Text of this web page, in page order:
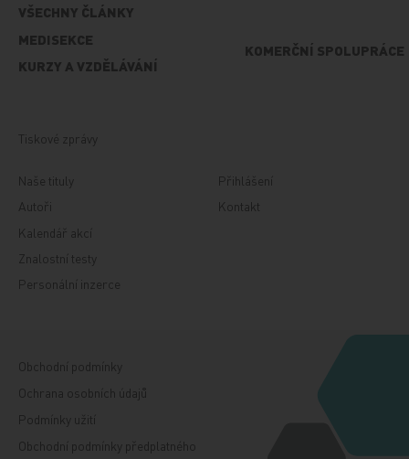
VŠECHNY ČLÁNKY
MEDISEKCE
KURZY A VZDĚLÁVÁNÍ
KOMERČNÍ SPOLUPRÁCE
Tiskové zprávy
Naše tituly
Autoři
Kalendář akcí
Znalostní testy
Personální inzerce
Přihlášení
Kontakt
Obchodní podmínky
Ochrana osobních údajů
Podmínky užití
Obchodní podmínky předplatného